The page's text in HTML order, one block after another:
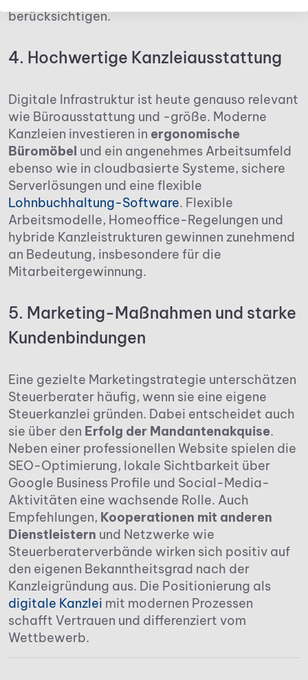
berücksichtigen.
4. Hochwertige Kanzleiausstattung
Digitale Infrastruktur ist heute genauso relevant
wie Büroausstattung und -größe. Moderne
Kanzleien investieren in ergonomische
Büromöbel und ein angenehmes Arbeitsumfeld
ebenso wie in cloudbasierte Systeme, sichere
Serverlösungen und eine flexible
Lohnbuchhaltung-Software. Flexible
Arbeitsmodelle, Homeoffice-Regelungen und
hybride Kanzleistrukturen gewinnen zunehmend
an Bedeutung, insbesondere für die
Mitarbeitergewinnung.
5. Marketing-Maßnahmen und starke
Kundenbindungen
Eine gezielte Marketingstrategie unterschätzen
Steuerberater häufig, wenn sie eine eigene
Steuerkanzlei gründen. Dabei entscheidet auch
sie über den Erfolg der Mandantenakquise.
Neben einer professionellen Website spielen die
SEO-Optimierung, lokale Sichtbarkeit über
Google Business Profile und Social-Media-
Aktivitäten eine wachsende Rolle. Auch
Empfehlungen, Kooperationen mit anderen
Dienstleistern und Netzwerke wie
Steuerberaterverbände wirken sich positiv auf
den eigenen Bekanntheitsgrad nach der
Kanzleigründung aus. Die Positionierung als
digitale Kanzlei mit modernen Prozessen
schafft Vertrauen und differenziert vom
Wettbewerb.